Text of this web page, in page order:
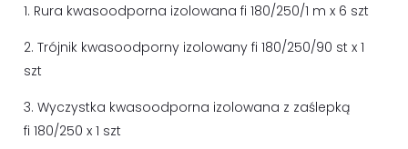
1. Rura kwasoodporna izolowana fi 180/250/1 m x 6 szt
2. Trójnik kwasoodporny izolowany fi 180/250/90 st x 1
szt
3. Wyczystka kwasoodporna izolowana z zaślepką
fi 180/250 x 1 szt